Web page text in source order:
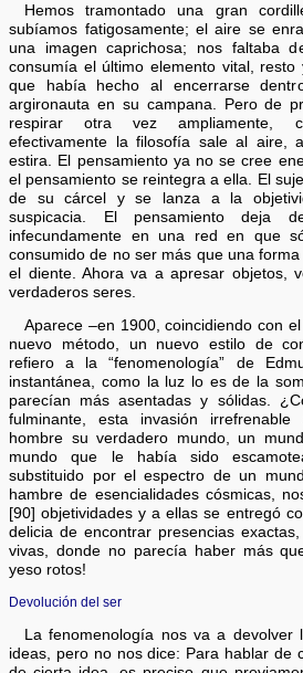
Hemos tramontado una gran
subíamos fatigosamente; el aire se
una imagen caprichosa; nos faltaba
consumía el último elemento vital,
que había hecho al encerrarse
argironauta en su campana. Pero de
respirar otra vez ampliamente,
efectivamente la filosofía sale al aire,
estira. El pensamiento ya no se cree
el pensamiento se reintegra a ella. El
de su cárcel y se lanza a la
suspicacia. El pensamiento deja
infecundamente en una red en que
consumido de no ser más que una
el diente. Ahora va a apresar objetos,
verdaderos seres.
Aparece –en 1900, coincidiendo con
nuevo método, un nuevo estilo de
refiero a la “fenomenología” de
instantánea, como la luz lo es de la
parecían más asentadas y sólidas.
fulminante, esta invasión
hombre su verdadero mundo, un
mundo que le había sido
substituido por el espectro de un
hambre de esencialidades cósmicas,
[90] objetividades y a ellas se entregó
delicia de encontrar presencias
vivas, donde no parecía haber más
yeso rotos!
Devolución del ser
La fenomenología nos va a devolver
ideas, pero no nos dice: Para hablar de